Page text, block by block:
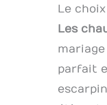
Le
Les
parfait